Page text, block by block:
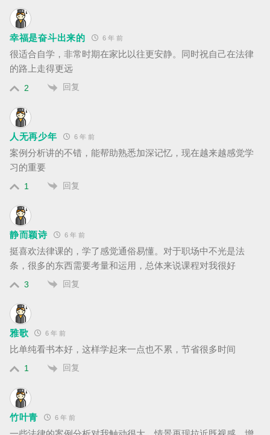
幸福是奋斗出来的 6 年 前
很适合自学，非常时期在家比以往更安静。同时祝自己在法律
的路上走得更远
2 回复
人无再少年 6 年 前
案例分析讲的不错，能帮助熟悉加深记忆，现在越来越感觉学
习的重要
1 回复
静而颖诗 6 年 前
挺喜欢法律课的，学了感觉通俗易懂。对于职场中不光是法
条，很多的东西需要考量和运用，总体来说课程对我很好
3 回复
雅歌 6 年 前
比单纯看书本好，这样学起来一点也不累，节省很多时间
1 回复
竹叶青 6 年 前